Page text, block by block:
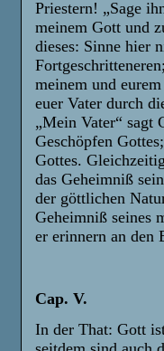
Priestern! „Sage
meinem Gott und
dieses: Sinne hier
meinem und
euer Vater durch
„Mein Vater“ sagt
Geschöpfen
Gottes.
das Geheimniß
der göttlichen
Geheimniß seines
er erinnern an den
Cap. V.
In der That: Gott